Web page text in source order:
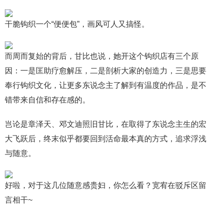
干脆钩织一个“便便包”，画风可人又搞怪。
而周而复始的背后，甘比也说，她开这个钩织店有三个原
因：一是匡助疗愈解压，二是剖析大家的创造力，三是思要
奉行钩织文化，让更多东说念主了解到有温度的作品，是不
错带来自信和存在感的。
岂论是章泽天、邓文迪照旧甘比，在取得了东说念主生的宏
大飞跃后，终末似乎都要回到活命最本真的方式，追求浮浅
与随意。
好啦，对于这几位随意感贵妇，你怎么看？宽宥在驳斥区留
言相干~